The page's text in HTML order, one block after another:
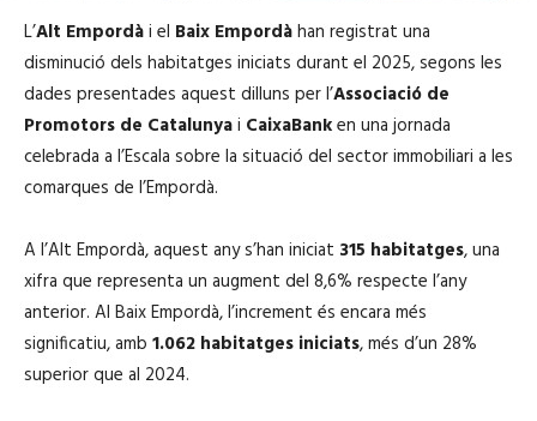
L’Alt Empordài el Baix Empordàhan registrat una
disminució dels habitatges iniciats durant el 2025, segons les
dades presentades aquest dilluns per l’Associació de
Promotors de Catalunyai CaixaBanken una jornada
celebrada a l’Escala sobre la situació del sector immobiliari a les
comarques de l’Empordà.
A l’Alt Empordà, aquest any s’han iniciat 315 habitatges, una
xifra que representa un augment del 8,6% respecte l’any
anterior. Al Baix Empordà, l’increment és encara més
significatiu, amb 1.062 habitatges iniciats, més d’un 28%
superior que al 2024.